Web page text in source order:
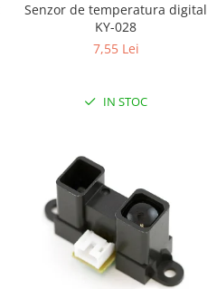
Senzor de temperatura digital
KY-028
7,55 Lei
IN STOC